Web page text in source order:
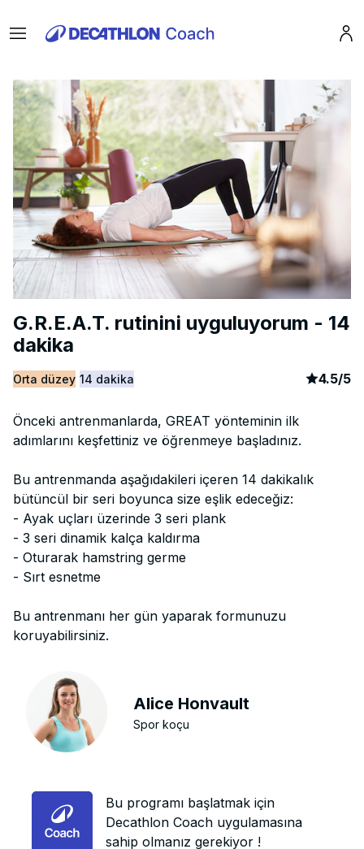
Menu
G.R.E.A.T. rutinini uyguluyorum - 14
dakika
Orta düzey 14 dakika article
4.5/5
Önceki antrenmanlarda, GREAT yönteminin ilk
adımlarını keşfettiniz ve öğrenmeye başladınız.
Bu antrenmanda aşağıdakileri içeren 14 dakikalık
bütüncül bir seri boyunca size eşlik edeceğiz:
- Ayak uçları üzerinde 3 seri plank
- 3 seri dinamik kalça kaldırma
- Oturarak hamstring germe
- Sırt esnetme
Bu antrenmanı her gün yaparak formunuzu
koruyabilirsiniz.
Alice Honvault
Spor koçu
Bu programı başlatmak için
Decathlon Coach uygulamasına
sahip olmanız gerekiyor !